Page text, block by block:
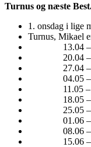
Turnus og næste
1. onsdag i lige
Turnus, Mikael
13.04
20.04
27.04
04.05
11.05
18.05
25.05
01.06
08.06
15.06